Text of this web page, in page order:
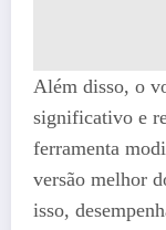
Além disso, o
significativo e
ferramenta
versão melhor
isso,